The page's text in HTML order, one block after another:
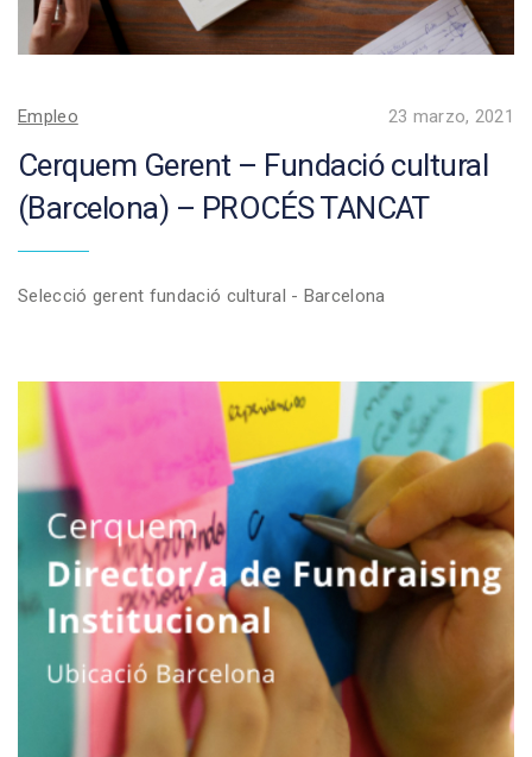
Empleo 23 marzo, 2021
Cerquem Gerent – Fundació cultural
(Barcelona) – PROCÉS TANCAT
Selecció gerent fundació cultural - Barcelona